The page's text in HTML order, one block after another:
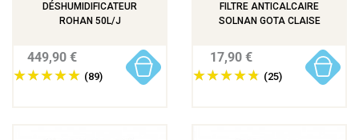
DÉSHUMIDIFICATEUR
ROHAN 50L/J
(89)
449,90 €
FILTRE ANTICALCAIRE
SOLNAN GOTA CLAISE
(25)
17,90 €